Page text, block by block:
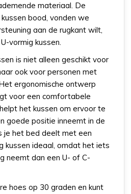
materiaal. De
bood, vonden we
aan de rugkant wilt,
vormig kussen.
is niet alleen geschikt voor
ook voor personen met
ergonomische ontwerp
voor een comfortabele
het kussen om ervoor te
goede positie inneemt in de
je het bed deelt met een
kussen ideaal, omdat het iets
neemt dan een U- of C-
hoes op 30 graden en kunt